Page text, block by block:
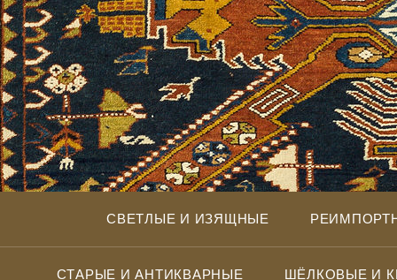
СВЕТЛЫЕ И ИЗЯЩНЫЕ
СТАРЫЕ И АНТИКВАРНЫЕ ШЁЛКОВЫЕ И